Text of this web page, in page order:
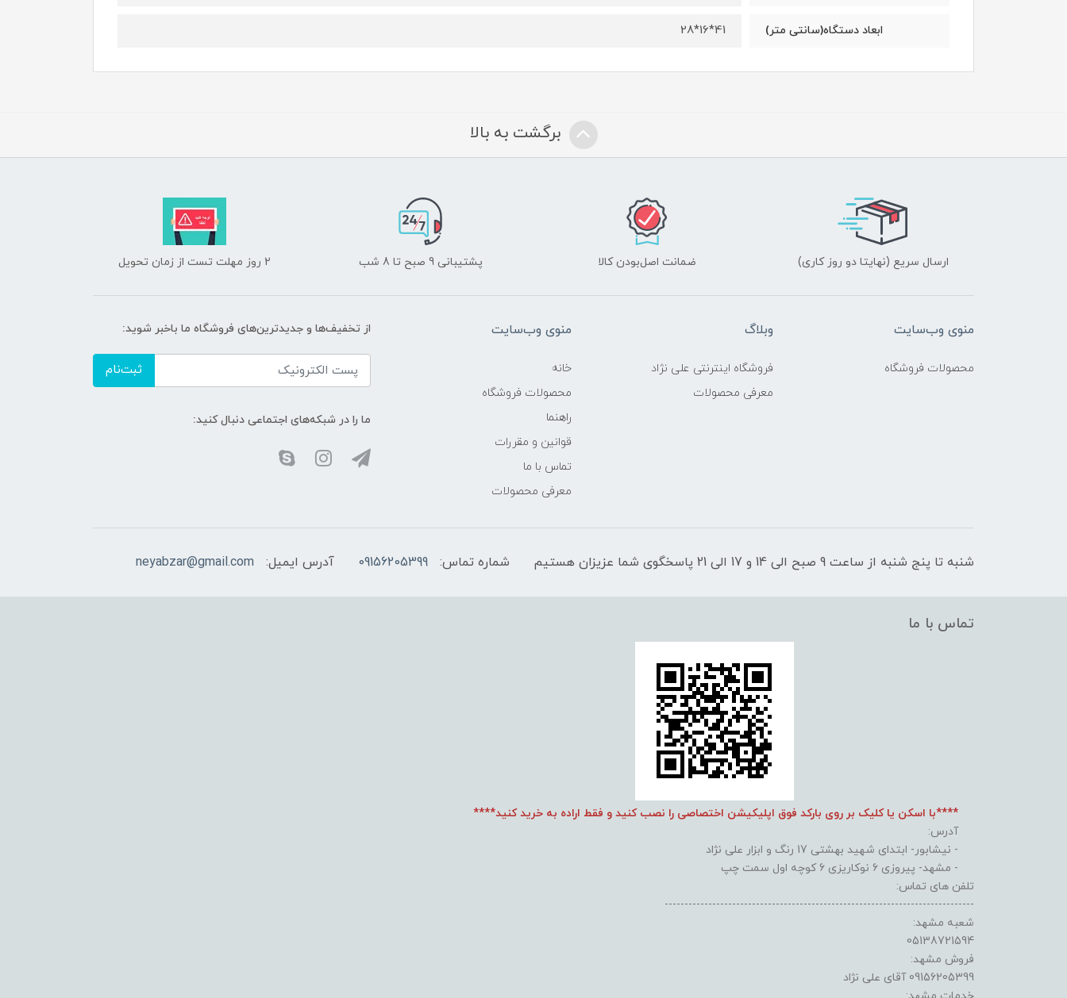
ابعاد دستگاه(سانتی متر) 41*16*28
برگشت به بالا
ارسال سریع (نهایتا دو روز کاری) ضمانت اصل‌بودن کالا پشتیبانی 9 صبح تا 8 شب 2 روز مهلت تست از زمان تحویل
منوی وب‌سایت
محصولات فروشگاه
وبلاگ
فروشگاه اینترنتی علی نژاد
معرفی محصولات
منوی وب‌سایت
خانه
محصولات فروشگاه
راهنما
قوانین و مقررات
تماس با ما
معرفی محصولات
از تخفیف‌ها و جدیدترین‌های فروشگاه ما باخبر شوید:
ثبت‌نام
ما را در شبکه‌های اجتماعی دنبال کنید:
شنبه تا پنج شنبه از ساعت 9 صبح الی 14 و 17 الی 21 پاسخگوی شما عزیزان هستیم شماره تماس: 09156205399 آدرس ایمیل: neyabzar@gmail.com
تماس با ما
****با اسکن یا کلیک بر روی بارکد فوق اپلیکیشن اختصاصی را نصب کنید و فقط اراده به خرید کنید****
آدرس:
- نیشابور- ابتدای شهید بهشتی 17 رنگ و ابزار علی نژاد
- مشهد- پیروزی 6 نوکاریزی 6 کوچه اول سمت چپ
تلفن های تماس:
------------------------------------------------------------------------------
شعبه مشهد:
05138721594
فروش مشهد:
09156205399 آقای علی نژاد